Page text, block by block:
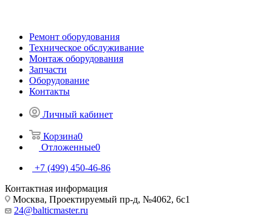
Ремонт оборудования
Техническое обслуживание
Монтаж оборудования
Запчасти
Оборудование
Контакты
Личный кабинет
Корзина0
Отложенные0
+7 (499) 450-46-86
Контактная информация
Москва, Проектируемый пр-д, №4062, 6с1
24@balticmaster.ru